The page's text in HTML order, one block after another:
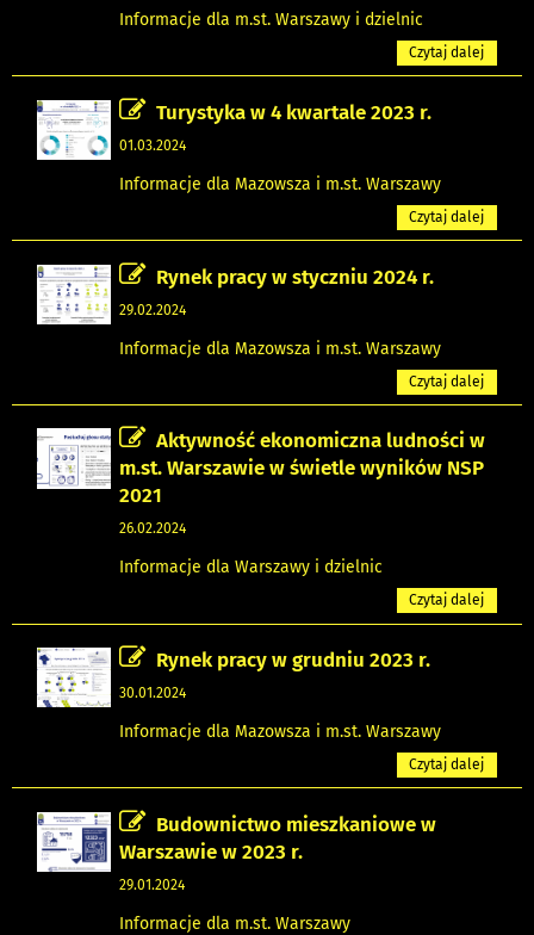
Informacje dla m.st. Warszawy i dzielnic
Czytaj dalej
Turystyka w 4 kwartale 2023 r.
01.03.2024
Informacje dla Mazowsza i m.st. Warszawy
Czytaj dalej
Rynek pracy w styczniu 2024 r.
29.02.2024
Informacje dla Mazowsza i m.st. Warszawy
Czytaj dalej
Aktywność ekonomiczna ludności w
m.st. Warszawie w świetle wyników NSP
2021
26.02.2024
Informacje dla Warszawy i dzielnic
Czytaj dalej
Rynek pracy w grudniu 2023 r.
30.01.2024
Informacje dla Mazowsza i m.st. Warszawy
Czytaj dalej
Budownictwo mieszkaniowe w
Warszawie w 2023 r.
29.01.2024
Informacje dla m.st. Warszawy